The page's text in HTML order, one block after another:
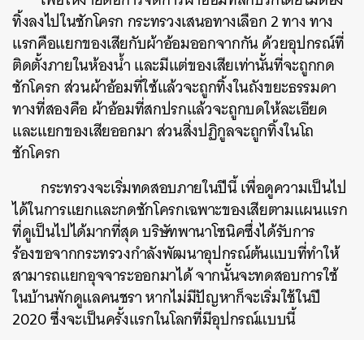
ทิ้งลงไปในชักโครก กระทรวงเสนอทางเลือก 2 ทาง ทาง
แรกคือแยกของเสียกับผ้าอ้อมออกจากกัน ด้วยอุปกรณ์ที่
ติดตั้งภายในห้องน้ำ และมีแต่ของเสียเท่านั้นที่จะถูกกด
ชักโครก ส่วนผ้าอ้อมที่ใช้แล้วจะถูกทิ้งในถังขยะธรรมดา
ทางที่สองคือ ผ้าอ้อมที่สกปรกแล้วจะถูกบดให้ละเอียด
และแยกของเสียออกมา ส่วนสิ่งปฏิกูลจะถูกทิ้งในโถ
ชักโครก
กระทรวงจะเริ่มทดสอบภายในปีนี้ เพื่อดูความเป็นไป
ได้ในการแยกและกดชักโครกเฉพาะของเสียตามแผนแรก
ที่ดูเป็นไปได้มากที่สุด บริษัทพานาโซนิคซึ่งได้รับการ
ร้องขอจากกระทรวงกำลังพัฒนาอุปกรณ์ต้นแบบที่ทำให้
สามารถแยกอุจจาระออกมาได้ จากนั้นจะทดสอบการใช้
ในบ้านพักดูแลคนชรา หากไม่มีปัญหาก็จะเริ่มใช้ในปี
2020 ซึ่งจะเป็นครั้งแรกในโลกที่มีอุปกรณ์แบบนี้
SHARE TWEET LINE EMAIL